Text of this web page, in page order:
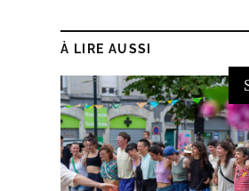
À LIRE AUSSI